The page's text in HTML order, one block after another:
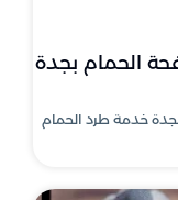
الحمام بجدة
خدمة طرد الحمام